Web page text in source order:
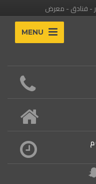
- فنادق - معرض
MENU